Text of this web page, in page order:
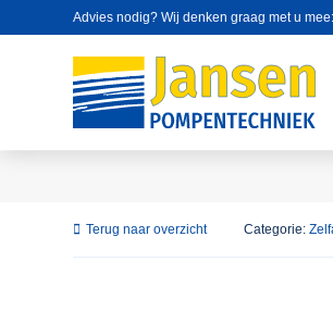
Advies nodig? Wij denken graag met u mee:
Terug naar overzicht Categorie: